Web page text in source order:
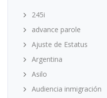
245i
advance parole
Ajuste de Estatus
Argentina
Asilo
Audiencia inmigración